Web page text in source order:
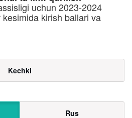
uchun 2023-2024
kesimida kirish ballari va
Kechki
Rus